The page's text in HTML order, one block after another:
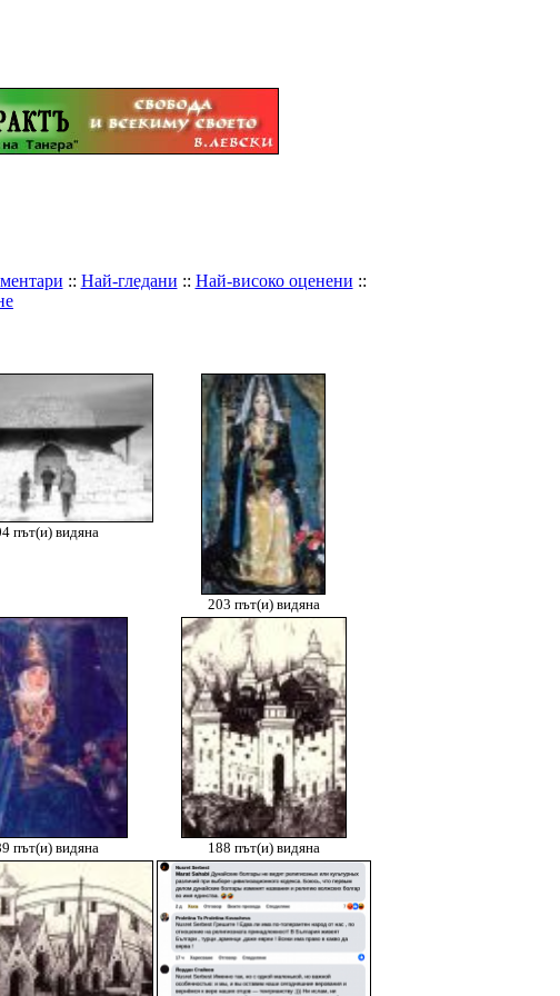
:: Най-гледани :: Най-високо оценени ::
път(и) видяна
203 път(и) видяна
път(и) видяна 188 път(и) видяна